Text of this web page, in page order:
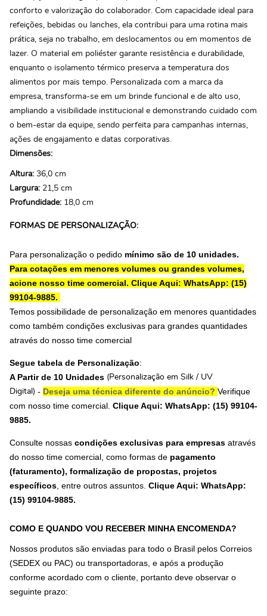
conforto e valorização do colaborador. Com capacidade ideal para
refeições, bebidas ou lanches, ela contribui para uma rotina mais
prática, seja no trabalho, em deslocamentos ou em momentos de
lazer. O material em poliéster garante resistência e durabilidade,
enquanto o isolamento térmico preserva a temperatura dos
alimentos por mais tempo. Personalizada com a marca da
empresa, transforma-se em um brinde funcional e de alto uso,
ampliando a visibilidade institucional e demonstrando cuidado com
o bem-estar da equipe, sendo perfeita para campanhas internas,
ações de engajamento e datas corporativas.
Dimensões:
Altura: 36,0 cm
Largura: 21,5 cm
Profundidade: 18,0 cm
FORMAS DE PERSONALIZAÇÃO:
Para personalização o pedido mínimo são de 10 unidades.
Para cotações em menores volumes ou grandes volumes,
acione nosso time comercial. Clique Aqui: WhatsApp: (15)
99104-9885.
Temos possibilidade de personalização em menores quantidades
como também condições exclusivas para grandes quantidades
através do nosso time comercial
Segue tabela de Personalização:
A Partir de 10 Unidades (Personalização em Silk / UV
Digital) - Deseja uma técnica diferente do anúncio? Verifique
com nosso time comercial. Clique Aqui: WhatsApp: (15) 99104-
9885.
Consulte nossas condições exclusivas para empresas através
do nosso time comercial, como formas de pagamento
(faturamento), formalização de propostas, projetos
específicos , entre outros assuntos. Clique Aqui: WhatsApp:
(15) 99104-9885.
COMO E QUANDO VOU RECEBER MINHA ENCOMENDA?
Nossos produtos são enviadas para todo o Brasil pelos Correios
(SEDEX ou PAC) ou transportadoras, e após a produção
conforme acordado com o cliente, portanto deve observar o
seguinte prazo: